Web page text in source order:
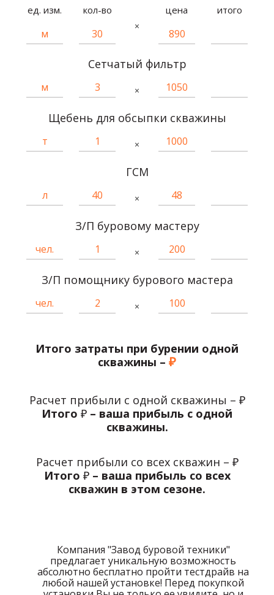
ед. изм. кол-во
×
цена итого
Сетчатый фильтр
×
Щебень для обсыпки скважины
×
ГСМ
×
З/П буровому мастеру
×
З/П помощнику бурового мастера
×
Итого затраты при бурении одной
скважины – ₽
Расчет прибыли с одной скважины – ₽
Итого ₽ – ваша прибыль с одной
скважины.
Расчет прибыли со всех скважин – ₽
Итого ₽ – ваша прибыль со всех
скважин в этом сезоне.
Компания "Завод буровой техники"
предлагает уникальную возможность
абсолютно бесплатно пройти тестдрайв на
любой нашей установке! Перед покупкой